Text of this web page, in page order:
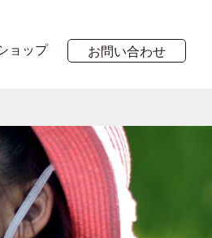
ョップ
お問い合わせ